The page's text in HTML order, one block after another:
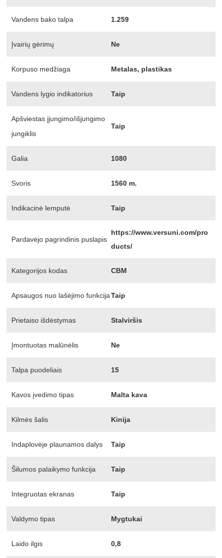
Vandens bako talpa 1.259
Įvairių gėrimų Ne
Korpuso medžiaga Metalas, plastikas
Vandens lygio indikatorius Taip
Apšviestas įjungimo/išjungimo
jungiklis
Taip
Galia 1080
Svoris 1560 m.
Indikacinė lemputė Taip
Pardavėjo pagrindinis puslapis
https://www.versuni.com/pro
ducts/
Kategorijos kodas CBM
Apsaugos nuo lašėjimo funkcijaTaip
Prietaiso išdėstymas Stalviršis
Įmontuotas malūnėlis Ne
Talpa puodeliais 15
Kavos įvedimo tipas Malta kava
Kilmės šalis Kinija
Indaplovėje plaunamos dalys Taip
Šilumos palaikymo funkcija Taip
Integruotas ekranas Taip
Valdymo tipas Mygtukai
Laido ilgis 0,8